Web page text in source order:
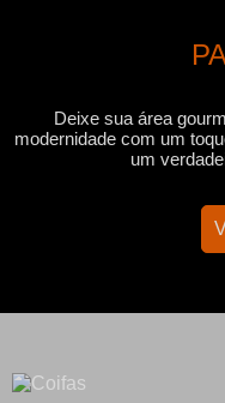
Deixe sua área
modernidade com um
um